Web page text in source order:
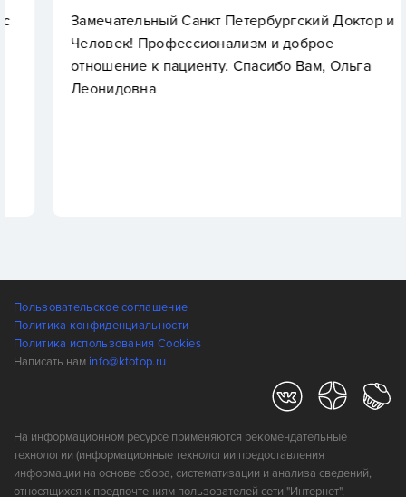
Замечательный Санкт Петербургский Доктор и
Человек! Профессионализм и доброе
отношение к пациенту. Спасибо Вам, Ольга
Леонидовна
Пользовательское соглашение
Политика конфиденциальности
Политика использования Cookies
Написать нам info@ktotop.ru
На информационном ресурсе применяются рекомендательные
технологии (информационные технологии предоставления
информации на основе сбора, систематизации и анализа сведений,
относящихся к предпочтениям пользователей сети "Интернет",